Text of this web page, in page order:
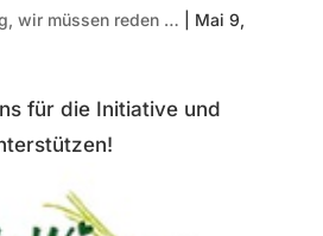
wir müssen reden …
Mai 9,
für die Initiative und